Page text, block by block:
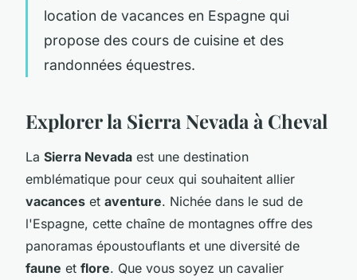
location de vacances en Espagne qui
propose des cours de cuisine et des
randonnées équestres.
Explorer la Sierra Nevada à Cheval
La Sierra Nevada est une destination
emblématique pour ceux qui souhaitent allier
vacances et aventure. Nichée dans le sud de
l'Espagne, cette chaîne de montagnes offre des
panoramas époustouflants et une diversité de
faune et flore. Que vous soyez un cavalier